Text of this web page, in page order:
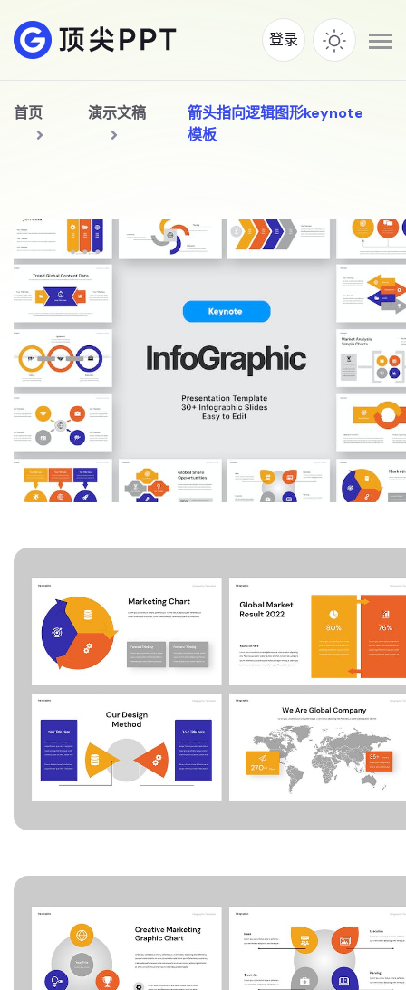
登录
首页 演示文稿
箭头指向逻辑图形keynote
模板